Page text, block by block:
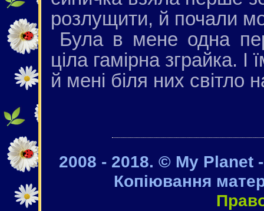
розлущити, й почали
Була в мене одна
ціла гамірна зграйка.
й мені біля них світло
2008 - 2018. © My Planet
Копіювання